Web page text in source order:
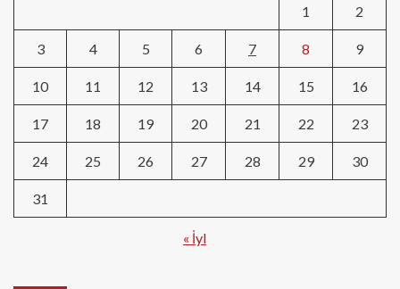
1
2
3 4 5 6 7 8 9
10 11 12 13 14 15 16
17 18 19 20 21 22 23
24 25 26 27 28 29 30
31
« İyl